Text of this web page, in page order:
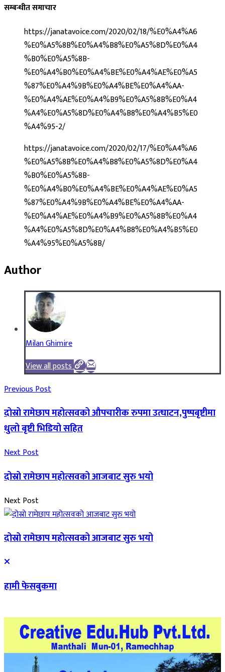
सम्बन्धीत समाचार
https://janatavoice.com/2020/02/18/%E0%A4%A6
%E0%A5%8B%E0%A4%B8%E0%A5%8D%E0%A4
%B0%E0%A5%8B-
%E0%A4%B0%E0%A4%BE%E0%A4%AE%E0%A5
%87%E0%A4%9B%E0%A4%BE%E0%A4%AA-
%E0%A4%AE%E0%A4%B9%E0%A5%8B%E0%A4
%A4%E0%A5%8D%E0%A4%B8%E0%A4%B5%E0
%A4%95-2/
https://janatavoice.com/2020/02/17/%E0%A4%A6
%E0%A5%8B%E0%A4%B8%E0%A5%8D%E0%A4
%B0%E0%A5%8B-
%E0%A4%B0%E0%A4%BE%E0%A4%AE%E0%A5
%87%E0%A4%9B%E0%A4%BE%E0%A4%AA-
%E0%A4%AE%E0%A4%B9%E0%A5%8B%E0%A4
%A4%E0%A5%8D%E0%A4%B8%E0%A4%B5%E0
%A4%95%E0%A5%8B/
Author
Milan Ghimire
View all posts
Previous Post
दोस्रो रामेछाप महोत्सवको औपचारीक रुपमा उत्घाटन,पुष्पबृष्टीमा
धुलो बृष्टी भिडियो सहित
Next Post
दोस्रो रामेछाप महोत्सवको आजबाट सुरु भयो
Next Post
दोस्रो रामेछाप महोत्सवको आजबाट सुरु भयो
हामी फेसबुकमा